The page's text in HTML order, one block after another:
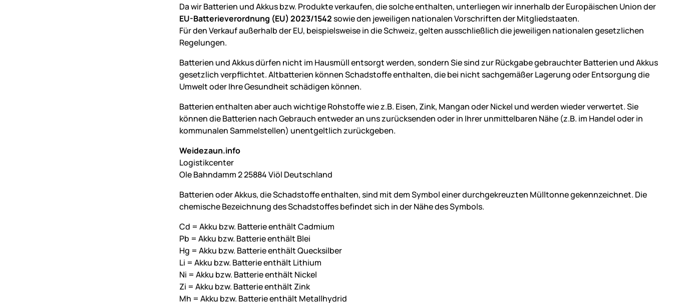
Da wir Batterien und Akkus bzw. Produkte verkaufen, die solche enthalten, unterliegen wir innerhalb der Europäischen Union der
EU-Batterieverordnung (EU) 2023/1542sowie den jeweiligen nationalen Vorschriften der Mitgliedstaaten.
Für den Verkauf außerhalb der EU, beispielsweise in die Schweiz, gelten ausschließlich die jeweiligen nationalen gesetzlichen
Regelungen.
Batterien und Akkus dürfen nicht im Hausmüll entsorgt werden, sondern Sie sind zur Rückgabe gebrauchter Batterien und Akkus
gesetzlich verpflichtet. Altbatterien können Schadstoffe enthalten, die bei nicht sachgemäßer Lagerung oder Entsorgung die
Umwelt oder Ihre Gesundheit schädigen können.
Batterien enthalten aber auch wichtige Rohstoffe wie z.B. Eisen, Zink, Mangan oder Nickel und werden wieder verwertet. Sie
können die Batterien nach Gebrauch entweder an uns zurücksenden oder in Ihrer unmittelbaren Nähe (z.B. im Handel oder in
kommunalen Sammelstellen) unentgeltlich zurückgeben.
Weidezaun.info
Logistikcenter
Ole Bahndamm 2 25884 Viöl Deutschland
Batterien oder Akkus, die Schadstoffe enthalten, sind mit dem Symbol einer durchgekreuzten Mülltonne gekennzeichnet. Die
chemische Bezeichnung des Schadstoffes befindet sich in der Nähe des Symbols.
Cd = Akku bzw. Batterie enthält Cadmium
Pb = Akku bzw. Batterie enthält Blei
Hg = Akku bzw. Batterie enthält Quecksilber
Li = Akku bzw. Batterie enthält Lithium
Ni = Akku bzw. Batterie enthält Nickel
Zi = Akku bzw. Batterie enthält Zink
Mh = Akku bzw. Batterie enthält Metallhydrid